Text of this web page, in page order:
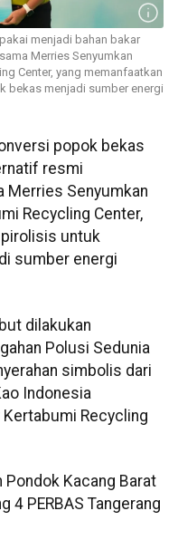
menjadi bahan bakar
Merries Senyumkan
Center, yang memanfaatkan
bekas menjadi sumber energi
popok bekas
resmi
Merries Senyumkan
Recycling Center,
untuk
sumber energi
dilakukan
Polusi Sedunia
simbolis dari
Indonesia
Recycling
Pondok Kacang Barat
4 PERBAS Tangerang